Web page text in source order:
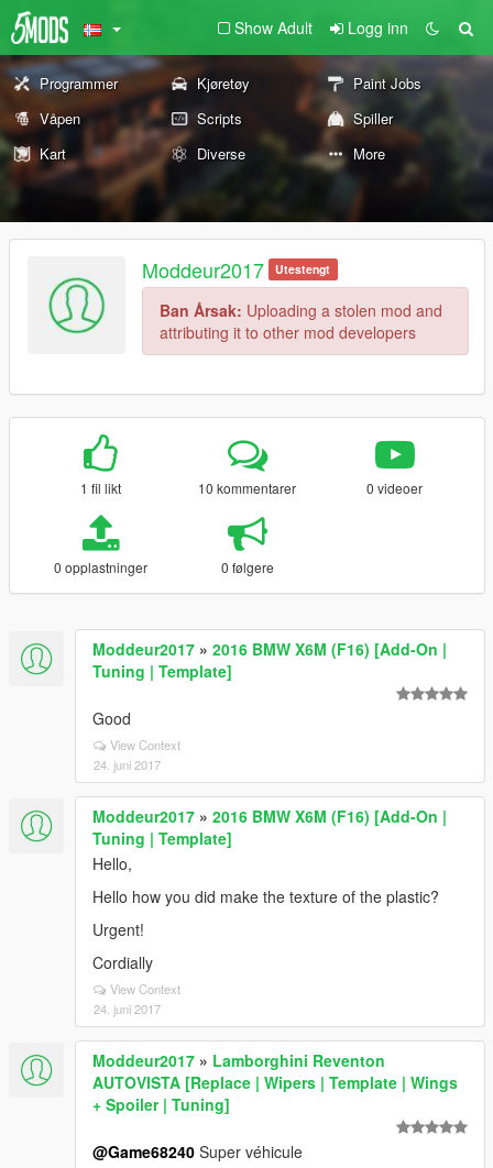
Show Adult Logg inn
Programmer Kjøretøy
Paint Jobs
Våpen
Scripts
Spiller
Kart
Diverse More
Moddeur2017 Utestengt
Ban Årsak: Uploading a stolen mod and
attributing it to other mod developers
1 fil likt 10 kommentarer 0 videoer
0 opplastninger 0 følgere
Moddeur2017 » 2016 BMW X6M (F16) [Add-On |
Tuning | Template]
Good
View Context
24. juni 2017
Moddeur2017 » 2016 BMW X6M (F16) [Add-On |
Tuning | Template]
Hello,
Hello how you did make the texture of the plastic?
Urgent!
Cordially
View Context
24. juni 2017
Moddeur2017 » Lamborghini Reventon
AUTOVISTA [Replace | Wipers | Template | Wings
+ Spoiler | Tuning]
@Game68240 Super véhicule